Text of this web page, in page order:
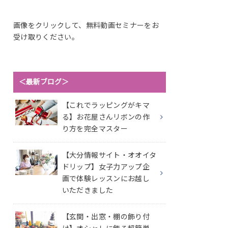
画像をクリックして、無料動画セミナーをお
受け取りください。
＜最新ブログ＞
【これでラッピングがキマ
る】お花屋さんリボンの作
り方を完全マスター
【大分情報サイト・オオイタ
ドリップ】女子力アップ企
画で体験レッスンにお越し
いただきました
【玄関・出窓・棚の飾り付